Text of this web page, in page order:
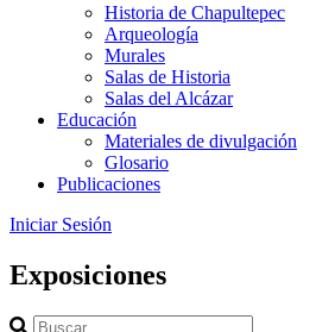
Historia de Chapultepec
Arqueología
Murales
Salas de Historia
Salas del Alcázar
Educación
Materiales de divulgación
Glosario
Publicaciones
Iniciar Sesión
Exposiciones